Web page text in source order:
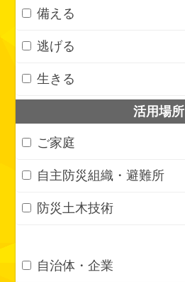
備える
逃げる
生きる
活用場所
ご家庭
自主防災組織・避難所
防災土木技術
自治体・企業